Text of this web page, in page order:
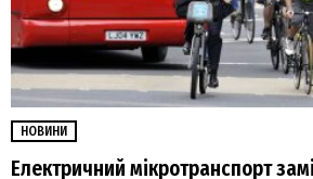
НОВИНИ
Електричний мікротранспорт